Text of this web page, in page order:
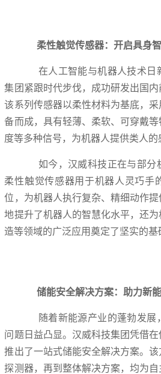
柔性触觉传感器：开启具身
在人工智能与机器人技术日
集团紧跟时代步伐，成功研发出国内
该系列传感器以柔性材料为基底，
备而成，具有轻薄、柔软、可穿戴
度等多种信号，为机器人提供类人的
如今，汉威科技正在与部分
柔性触觉传感器用于机器人灵巧手
位，为机器人执行复杂、精细动作
地提升了机器人的智慧化水平，还
造等领域的广泛应用奠定了坚实的基
储能安全解决方案：助力新
随着新能源产业的蓬勃发
问题日益凸显。汉威科技集团凭借在
推出了一站式储能安全解决方案。
探测器，再到整体解决方案，均为